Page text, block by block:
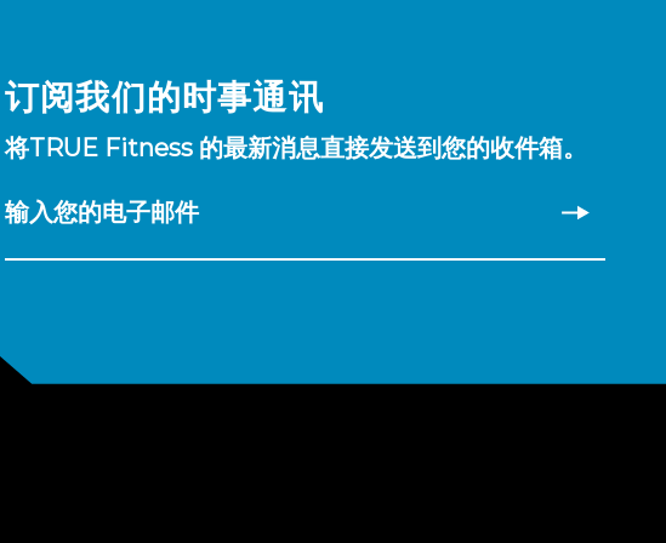
订阅我们的时事通讯
将TRUE Fitness 的最新消息直接发送到您的收件箱。
输入您的电子邮件